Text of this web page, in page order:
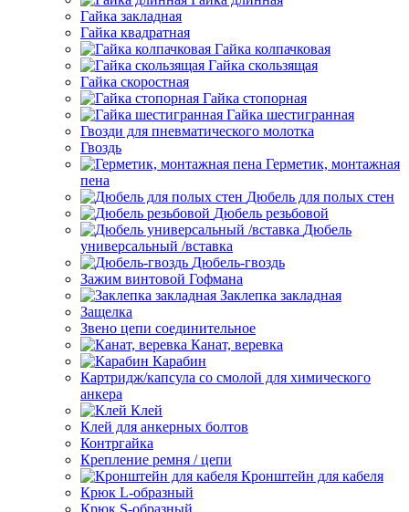
Гайка закладная
Гайка квадратная
Гайка колпачковая
Гайка скользящая
Гайка скоростная
Гайка стопорная
Гайка шестигранная
Гвозди для пневматического молотка
Гвоздь
Герметик, монтажная
пена
Дюбель для полых стен
Дюбель резьбовой
Дюбель
универсальный /вставка
Дюбель-гвоздь
Зажим винтовой Гофмана
Заклепка закладная
Защелка
Звено цепи соединительное
Канат, веревка
Карабин
Картридж/капсула со смолой для химического
анкера
Клей
Клей для анкерных болтов
Контргайка
Крепление ремня / цепи
Кронштейн для кабеля
Крюк L-образный
Крюк S-образный